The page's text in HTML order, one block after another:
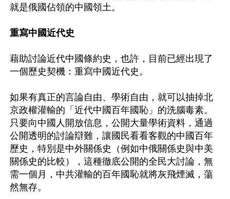
就是俄國佔領的中國領土。
重寫中國近代史
藉助討論近代中國條約史，也許，目前已經出現了
一個歷史契機：重寫中國近代史。
如果有真正的言論自由、學術自由，就可以抽掉北
京政權灌輸的「近代中國百年國恥」的洗腦毒素。
只要向中國人開放信息，公開大量學術資料，通過
公開透明的討論辯難，讓國民看看客觀的中國百年
歷史，特別是中外關係史（例如中俄關係史與中美
關係史的比較），這種徹底公開的全民大討論，無
需一個月，中共灌輸的百年國恥就將灰飛煙滅，蕩
然無存。